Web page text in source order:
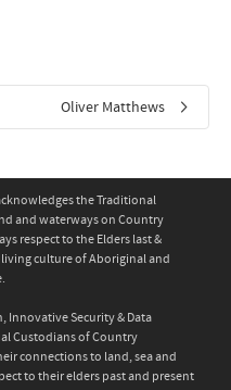
Oliver Matthews
the Traditional
and waterways on Country
respect to the Elders last &
culture of Aboriginal and
Innovative Security & Data
Custodians of Country
connections to land, sea and
to their elders past and present